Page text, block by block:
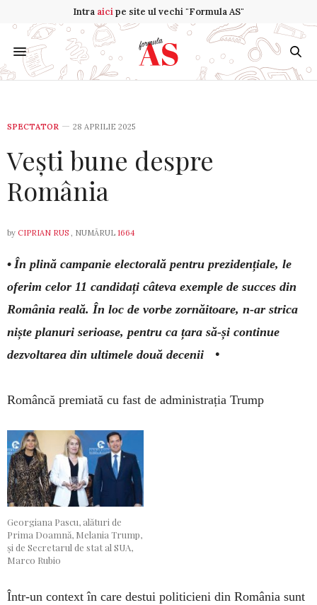
Intra aicipe site ul vechi "Formula AS"
SPECTATOR 28 APRILIE 2025
Vești bune despre
România
by CIPRIAN RUS , NUMĂRUL 1664
• În plină campanie electorală pentru prezidențiale, le
oferim celor 11 candidați câteva exemple de succes din
România reală. În loc de vorbe zornăitoare, n-ar strica
niște planuri serioase, pentru ca țara să-și continue
dezvoltarea din ultimele două decenii •
Româncă premiată cu fast de administrația Trump
Georgiana Pascu, alături de
Prima Doamnă, Melania Trump,
și de Secretarul de stat al SUA,
Marco Rubio
Într-un context în care destui politicieni din România sunt